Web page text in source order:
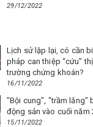
29/12/2022
Lịch sử lặp lại, có cần
pháp can thiệp “cứu” thị
trường chứng khoán?
16/11/2022
"Bội cung", "trầm lắng"
động sản vào cuối năm
15/11/2022